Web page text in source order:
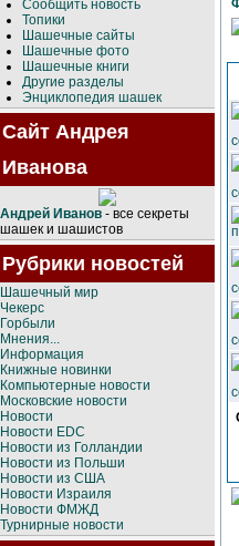
Сообщить новость
Топики
Шашечные сайты
Шашечные фото
Шашечные книги
Другие разделы
Энциклопедия шашек
Сайт Андрея
Иванова
Андрей Иванов - все секреты
шашек и шашистов
Рубрики новостей
Шашечный мир
Чекерс
Горбыли
Мнения...
Информация
Книжные новинки
Компьютерные новости
Московские новости
Новости
Новости EDC
Новости из Голландии
Новости из Польши
Новости из США
Новости Израиля
Новости ФМЖД
Турнирные новости